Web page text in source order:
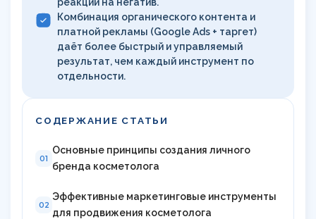
Комбинация органического контента и
платной рекламы (Google Ads + таргет)
даёт более быстрый и управляемый
результат, чем каждый инструмент по
отдельности.
СОДЕРЖАНИЕ СТАТЬИ
01
Основные принципы создания личного
бренда косметолога
02
Эффективные маркетинговые инструменты
для продвижения косметолога